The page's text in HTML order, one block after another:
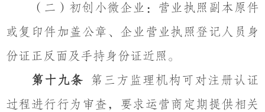
（二）初创小微企业：营业执照副本原件
或复印件加盖公章、企业营业执照登记人员身
份证正反面及手持身份证近照。
第十九条
第三方监理机构可对注册认证
过程进行行为审查，要求运营商定期提供相关